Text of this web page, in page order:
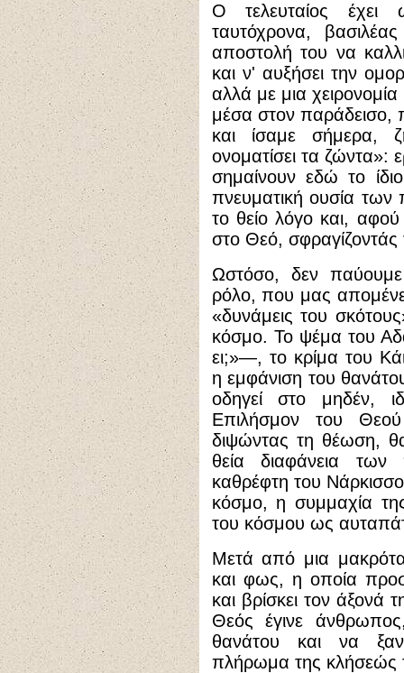
Ο τελευταίος
ταυτόχρονα,
αποστολή του να
και ν' αυξήσει την
αλλά με μια
μέσα στον παράδεισο,
και ίσαμε σήμερα,
ονοματίσει τα ζώντα»:
σημαίνουν εδώ το
πνευματική ουσία των
το θείο λόγο και, αφού
στο Θεό, σφραγίζοντάς
Ωστόσο, δεν
ρόλο, που μας
«δυνάμεις του
κόσμο. Το ψέμα του
ει;»—, το κρίμα του
η εμφάνιση του
οδηγεί στο μηδέν,
Επιλήσμον του
διψώντας τη θέωση,
θεία διαφάνεια
καθρέφτη του
κόσμο, η συμμαχία
του κόσμου ως
Μετά από μια
και φως, η οποία
και βρίσκει τον άξονά
Θεός έγινε
θανάτου και να
πλήρωμα της κλήσεώς